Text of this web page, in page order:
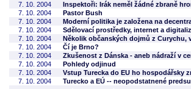
7. 10. 2004
Inspektoři: Irák neměl žádné zbraně
7. 10. 2004
Pastor Bush
7. 10. 2004
Moderní politika je založena na
7. 10. 2004
Sdělovací prostředky, internet a
7. 10. 2004
Několik občanských dojmů z Curychu,
7. 10. 2004
Čí je Brno?
7. 10. 2004
Zkušenost z Dánska - aneb nádraží v
7. 10. 2004
Pohledy odjinud
7. 10. 2004
Vstup Turecka do EU ho hospodářsky
7. 10. 2004
Turecko a EÚ -- neopodstatnené